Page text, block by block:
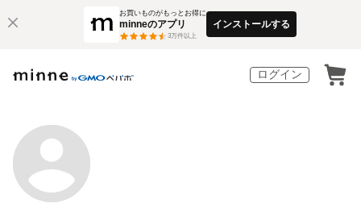
お買いものがもっとお得に
minneのアプリ
3万件以上
インストールする
ログイン